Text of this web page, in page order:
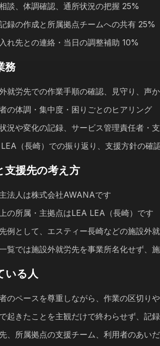
談、体調確認、通所状況の把握 25%
録の作成と所属拠点チームへの共有 25%
れ先との連絡・当日の調整補助 10%
務
就労先での作業手順の確認、見守り、声
の体調・集中度・困りごとのヒアリング
況や変化の記録、サービス管理責任者・
（長崎）での振り返り、支援方針の確
支援先の考え方
法人は株式会社AWANAです
の所属・主拠点はLEA LEA（長崎）です
例として、エスティー長崎などの施設外
覧では施設外就労先を事業所名化せず、
いる人
のペースを尊重しながら、作業の区切り
起きたことを主観だけで終わらせず、記
、所属拠点の支援チーム、利用者のあい